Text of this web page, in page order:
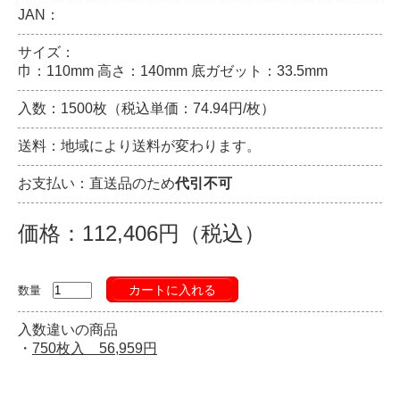
JAN：
サイズ：
巾：110mm 高さ：140mm 底ガゼット：33.5mm
入数：1500枚（税込単価：74.94円/枚）
送料：地域により送料が変わります。
お支払い：直送品のため代引不可
価格：112,406円（税込）
数量 カートに入れる
入数違いの商品
・ 750枚入 56,959円